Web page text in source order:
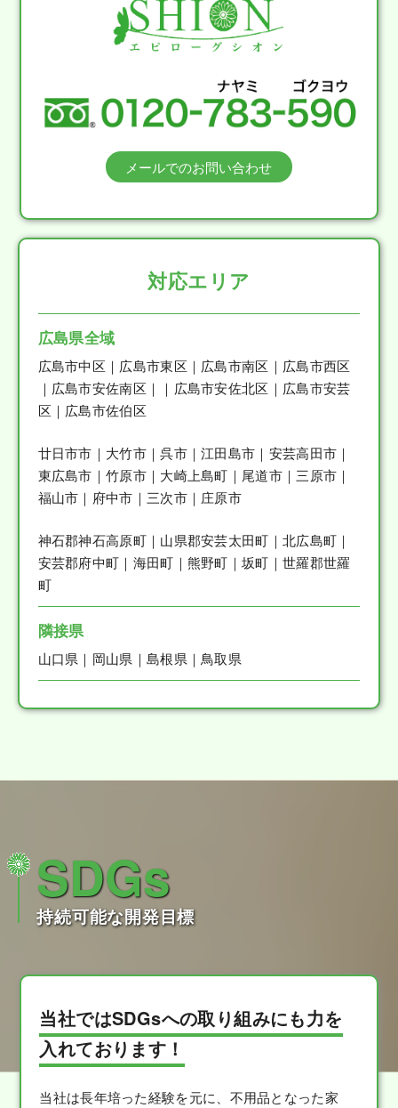
メールでのお問い合わせ
対応エリア
広島県全域
広島市中区｜広島市東区｜広島市南区｜広島市西区
｜広島市安佐南区｜｜広島市安佐北区｜広島市安芸
区｜広島市佐伯区
廿日市市｜大竹市｜呉市｜江田島市｜安芸高田市｜
東広島市｜竹原市｜大崎上島町｜尾道市｜三原市｜
福山市｜府中市｜三次市｜庄原市
神石郡神石高原町｜山県郡安芸太田町｜北広島町｜
安芸郡府中町｜海田町｜熊野町｜坂町｜世羅郡世羅
町
隣接県
山口県｜岡山県｜島根県｜鳥取県
SDGs
持続可能な開発目標
当社ではSDGsへの取り組みにも力を
入れております！
当社は長年培った経験を元に、不用品となった家